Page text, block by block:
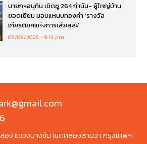
นายกฯอนุทิน เชิดชู 264 กำนัน- ผู้ใหญ่บ้าน
ยอดเยี่ยม มอบแหนบทองคำ ‘รางวัล
เกียรติยศแห่งการเสียสละ’
09/08/2026 9:13 pm
ง แขวงบางชัน เขตคลองสามวา กรุงเทพฯ